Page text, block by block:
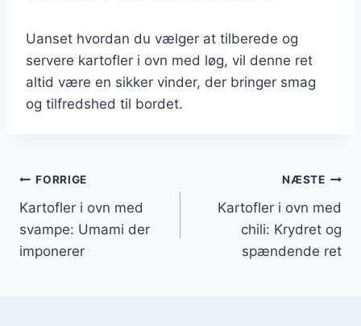
Uanset hvordan du vælger at tilberede og
servere kartofler i ovn med løg, vil denne ret
altid være en sikker vinder, der bringer smag
og tilfredshed til bordet.
Indlægsnavigation
FORRIGE
Kartofler i ovn med
svampe: Umami der
imponerer
NÆSTE
Kartofler i ovn med
chili: Krydret og
spændende ret